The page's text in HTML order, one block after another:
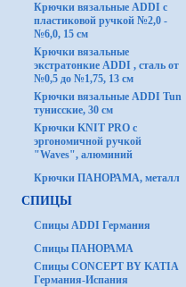
Крючки вязальные ADDI с
пластиковой ручкой №2,0 -
№6,0, 15 см
Крючки вязальные
экстратонкие ADDI , сталь от
№0,5 до №1,75, 13 см
Крючки вязальные ADDI Tun
тунисские, 30 см
Крючки KNIT PRO с
эргономичной ручкой
"Waves", алюминий
Крючки ПАНОРАМА, металл
СПИЦЫ
Спицы ADDI Германия
Спицы ПАНОРАМА
Спицы CONCEPT BY KATIA
Германия-Испания